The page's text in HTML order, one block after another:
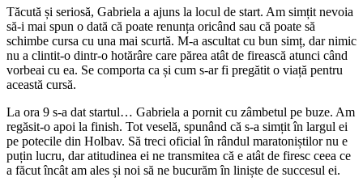
Tăcută și seriosă, Gabriela a ajuns la locul de start. Am simțit nevoia
să-i mai spun o dată că poate renunța oricând sau că poate să
schimbe cursa cu una mai scurtă. M-a ascultat cu bun simț, dar nimic
nu a clintit-o dintr-o hotărâre care părea atât de firească atunci când
vorbeai cu ea. Se comporta ca și cum s-ar fi pregătit o viață pentru
această cursă.
La ora 9 s-a dat startul… Gabriela a pornit cu zâmbetul pe buze. Am
regăsit-o apoi la finish. Tot veselă, spunând că s-a simțit în largul ei
pe potecile din Holbav. Să treci oficial în rândul maratoniștilor nu e
puțin lucru, dar atitudinea ei ne transmitea că e atât de firesc ceea ce
a făcut încât am ales și noi să ne bucurăm în liniște de succesul ei.